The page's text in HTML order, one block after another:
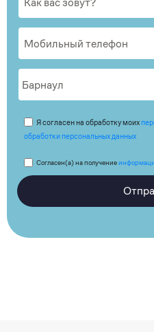
Я согласен на обработку моих
обработки персональных данных
Согласен(а) на получение